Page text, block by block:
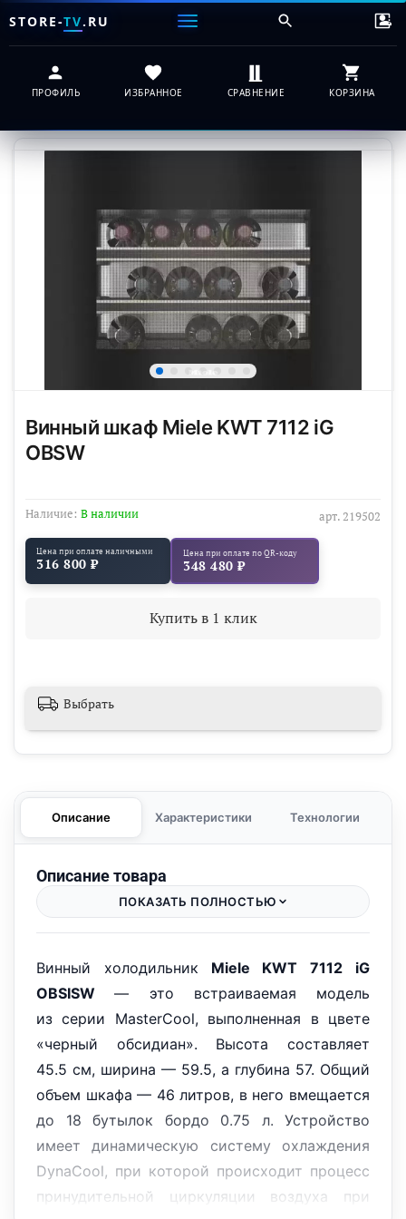
STORE-TV.RU
ПРОФИЛЬ ИЗБРАННОЕ СРАВНЕНИЕ КОРЗИНА
арт. 219502
Наличие: В наличии
Винный шкаф Miele KWT 7112 iG
OBSW
Цена при оплате наличными
316 800 ₽
Цена при оплате по QR-коду
348 480 ₽
Купить в 1 клик
Выбрать
Описание Характеристики Технологии
Описание товара
ПОКАЗАТЬ ПОЛНОСТЬЮ
Винный холодильник Miele KWT 7112 iG
OBSISW— это встраиваемая модель
из серии MasterCool, выполненная в цвете
«черный обсидиан». Высота составляет
45.5 см, ширина — 59.5, а глубина 57. Общий
объем шкафа — 46 литров, в него вмещается
до 18 бутылок бордо 0.75 л. Устройство
имеет динамическую систему охлаждения
DynaCool, при которой происходит процесс
принудительной циркуляции воздуха при